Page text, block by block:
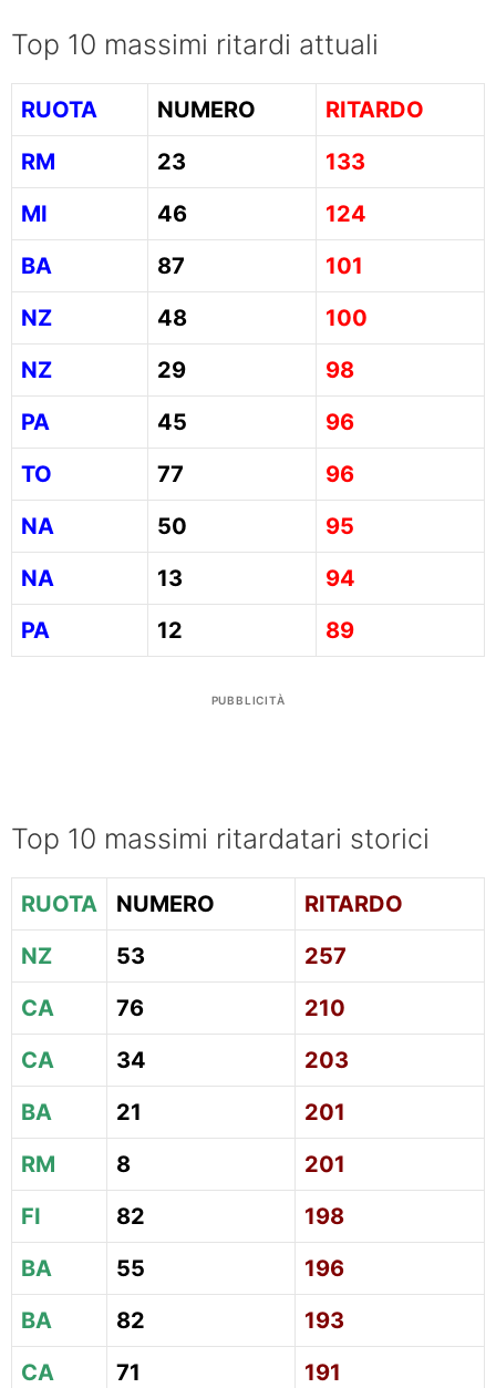
Top 10 massimi ritardi attuali
RUOTA NUMERO
RITARDO
RM
23
133
MI
46
124
BA
87
101
NZ
48
100
NZ
29
98
PA
45
96
TO
77
96
NA
50
95
NA
13
94
PA
12 89
PUBBLICITÀ
Top 10 massimi ritardatari storici
RUOTA NUMERO
RITARDO
NZ
53
257
CA
76
210
CA
34
203
BA
21
201
RM
8
201
FI
82
198
BA
55
196
BA
82
193
CA
71
191